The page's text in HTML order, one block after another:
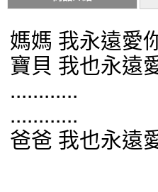
媽媽 我永遠愛
寶貝 我也永遠
............
............
爸爸 我也永遠